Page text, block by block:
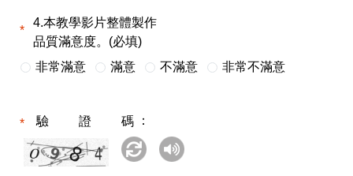
4.本教學影片整體製作
品質滿意度。(必填)
非常滿意
滿意 不滿意 非常不滿意
驗證碼